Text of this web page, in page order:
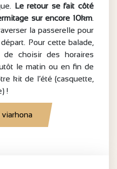
Le retour se fait côté
sur encore 10km.
la passerelle pour
Pour cette balade,
choisir des horaires
le matin ou en fin de
kit de l’été (casquette,
!